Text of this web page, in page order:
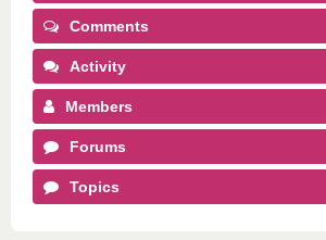
Comments
Activity
Members
Forums
Topics